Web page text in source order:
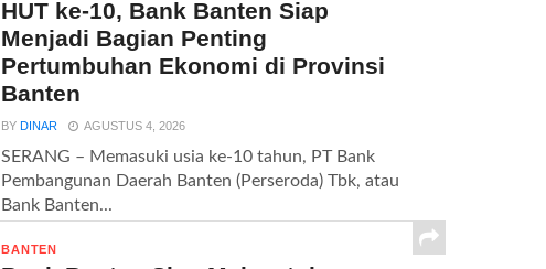
HUT ke-10, Bank Banten Siap
Menjadi Bagian Penting
Pertumbuhan Ekonomi di Provinsi
Banten
BYDINAR AGUSTUS 4, 2026
SERANG – Memasuki usia ke-10 tahun, PT Bank
Pembangunan Daerah Banten (Perseroda) Tbk, atau
Bank Banten...
BANTEN